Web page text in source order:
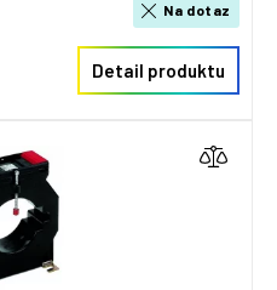
Na dotaz
Detail produktu